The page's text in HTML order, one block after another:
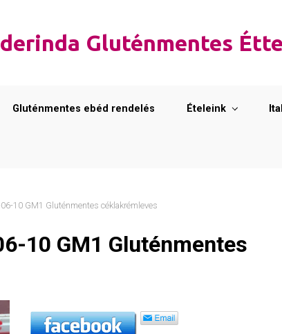
Gluténmentes
Gluténmentes ebéd rendelés Ételeink
10 GM1 Gluténmentes céklakrémleves
10 GM1 Gluténmentes